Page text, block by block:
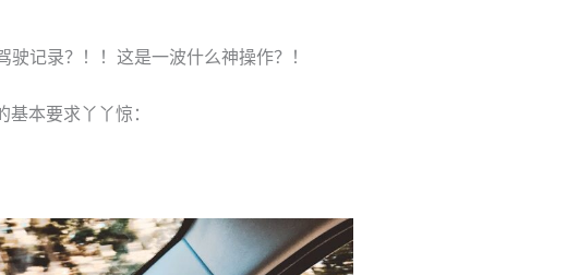
记录？！！这是一波什么神操作？！
本要求丫丫惊：